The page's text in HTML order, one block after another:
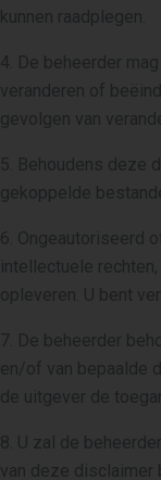
kunnen raadplegen.
4. De beheerder
veranderen of
gevolgen van
5. Behoudens deze
gekoppelde
6. Ongeautoriseerd
intellectuele
opleveren. U bent
7. De beheerder
en/of van bepaalde
de uitgever de
8. U zal de
van deze disclaimer